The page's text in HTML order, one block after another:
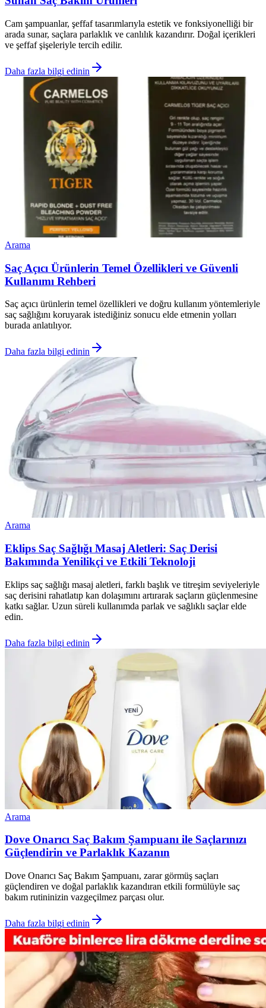
Cam şampuanlar, şeffaf tasarımlarıyla estetik ve fonksiyonelliği bir
arada sunar, saçlara parlaklık ve canlılık kazandırır. Doğal içerikleri
ve şeffaf şişeleriyle tercih edilir.
Daha fazla bilgi edinin
Arama
Saç Açıcı Ürünlerin Temel Özellikleri ve Güvenli
Kullanımı Rehberi
Saç açıcı ürünlerin temel özellikleri ve doğru kullanım yöntemleriyle
saç sağlığını koruyarak istediğiniz sonucu elde etmenin yolları
burada anlatılıyor.
Daha fazla bilgi edinin
Arama
Eklips Saç Sağlığı Masaj Aletleri: Saç Derisi
Bakımında Yenilikçi ve Etkili Teknoloji
Eklips saç sağlığı masaj aletleri, farklı başlık ve titreşim seviyeleriyle
saç derisini rahatlatıp kan dolaşımını artırarak saçların güçlenmesine
katkı sağlar. Uzun süreli kullanımda parlak ve sağlıklı saçlar elde
edin.
Daha fazla bilgi edinin
Arama
Dove Onarıcı Saç Bakım Şampuanı ile Saçlarınızı
Güçlendirin ve Parlaklık Kazanın
Dove Onarıcı Saç Bakım Şampuanı, zarar görmüş saçları
güçlendiren ve doğal parlaklık kazandıran etkili formülüyle saç
bakım rutininizin vazgeçilmez parçası olur.
Daha fazla bilgi edinin